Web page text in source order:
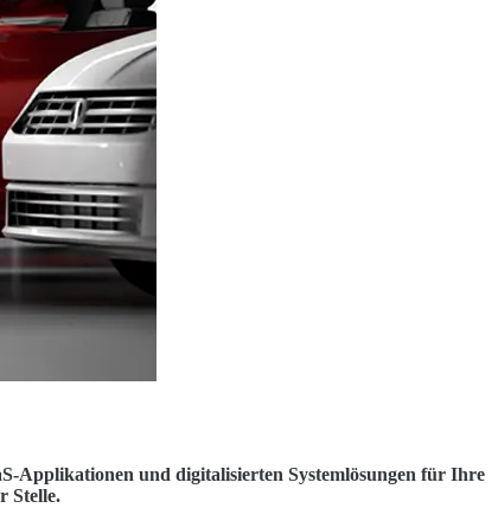
Applikationen und digitalisierten Systemlösungen für Ihre
Stelle.